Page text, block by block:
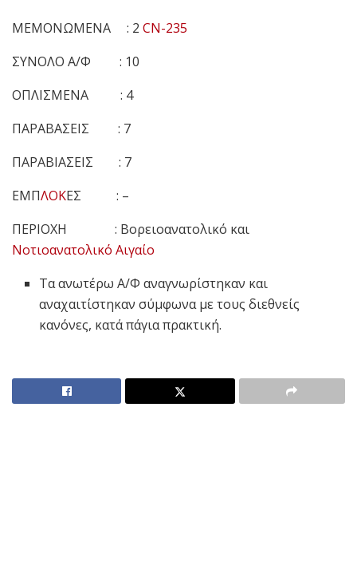
ΜΕΜΟΝΩΜΕΝΑ : 2 CN-235
ΣΥΝΟΛΟ Α/Φ : 10
ΟΠΛΙΣΜΕΝΑ : 4
ΠΑΡΑΒΑΣΕΙΣ : 7
ΠΑΡΑΒΙΑΣΕΙΣ : 7
ΕΜΠΛΟΚΕΣ : –
ΠΕΡΙΟΧΗ : Βορειοανατολικό και
Νοτιοανατολικό Αιγαίο
Τα ανωτέρω Α/Φ αναγνωρίστηκαν και
αναχαιτίστηκαν σύμφωνα με τους διεθνείς
κανόνες, κατά πάγια πρακτική.